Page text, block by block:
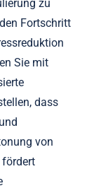
zu
Fortschritt
Sie mit
dass
von